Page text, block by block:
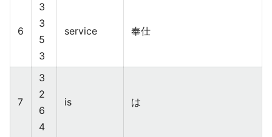
6
3
3
5
3
service 奉仕
7
3
2
6
4
is は